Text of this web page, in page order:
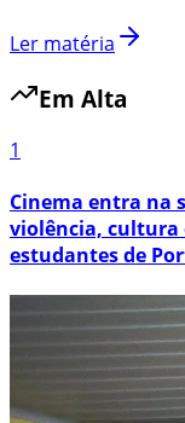
Ler matéria
Em Alta
1
Cinema entra na
violência, cultura
estudantes de